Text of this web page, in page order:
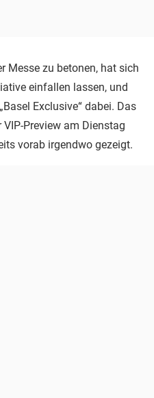
Messe zu betonen, hat sich
einfallen lassen, und
Exclusive“ dabei. Das
Preview am Dienstag
vorab irgendwo gezeigt.